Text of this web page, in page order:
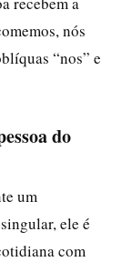
nós
“nos” e
do
um
ele é
com